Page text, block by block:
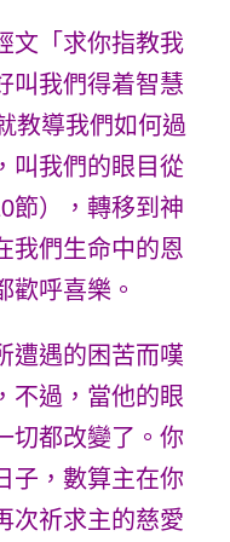
文「求你指教我
叫我們得着智慧
教導我們如何過
叫我們的眼目從
節），轉移到神
我們生命中的恩
歡呼喜樂。
遭遇的困苦而嘆
不過，當他的眼
切都改變了。你
子，數算主在你
次祈求主的慈愛